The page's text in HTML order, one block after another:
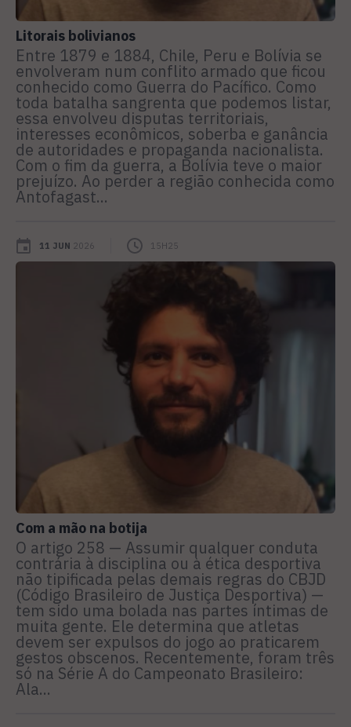
Litorais bolivianos
Entre 1879 e 1884, Chile, Peru e Bolívia se
envolveram num conflito armado que ficou
conhecido como Guerra do Pacífico. Como
toda batalha sangrenta que podemos listar,
essa envolveu disputas territoriais,
interesses econômicos, soberba e ganância
de autoridades e propaganda nacionalista.
Com o fim da guerra, a Bolívia teve o maior
prejuízo. Ao perder a região conhecida como
Antofagast...
11 JUN 2026 15H25
Com a mão na botija
O artigo 258 — Assumir qualquer conduta
contrária à disciplina ou à ética desportiva
não tipificada pelas demais regras do CBJD
(Código Brasileiro de Justiça Desportiva) —
tem sido uma bolada nas partes íntimas de
muita gente. Ele determina que atletas
devem ser expulsos do jogo ao praticarem
gestos obscenos. Recentemente, foram três
só na Série A do Campeonato Brasileiro:
Ala...